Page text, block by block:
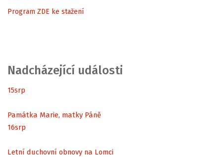
Program ZDE ke stažení
Nadcházející události
15srp
Památka Marie, matky Páně
16srp
Letní duchovní obnovy na Lomci